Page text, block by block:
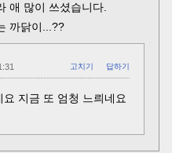
애 많이 쓰셨습니다.
까닭이...??
고치기 답하기
지금 또 엄청 느릐네요